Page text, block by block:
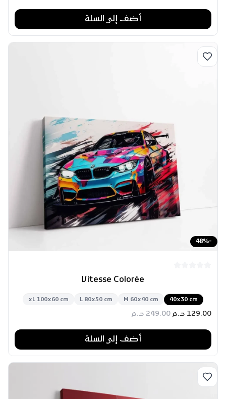
أضف إلى السلة
-
48%
Vitesse Colorée
40x30 cm
M 60x40 cm
L 80x50 cm
xL 100x60 cm
129.00 د.م 249.00 د.م
أضف إلى السلة